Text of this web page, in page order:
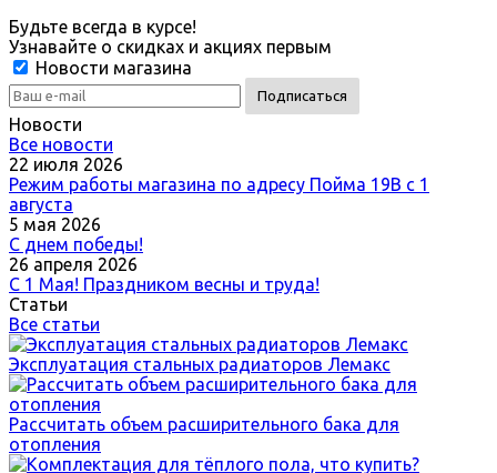
Будьте всегда в курсе!
Узнавайте о скидках и акциях первым
Новости магазина
Новости
Все новости
22 июля 2026
Режим работы магазина по адресу Пойма 19В с 1
августа
5 мая 2026
С днем победы!
26 апреля 2026
С 1 Мая! Праздником весны и труда!
Статьи
Все статьи
Эксплуатация стальных радиаторов Лемакс
Рассчитать объем расширительного бака для
отопления